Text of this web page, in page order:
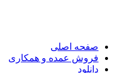
صفحه اصلی
فروش عمده و همکاری
دانلود